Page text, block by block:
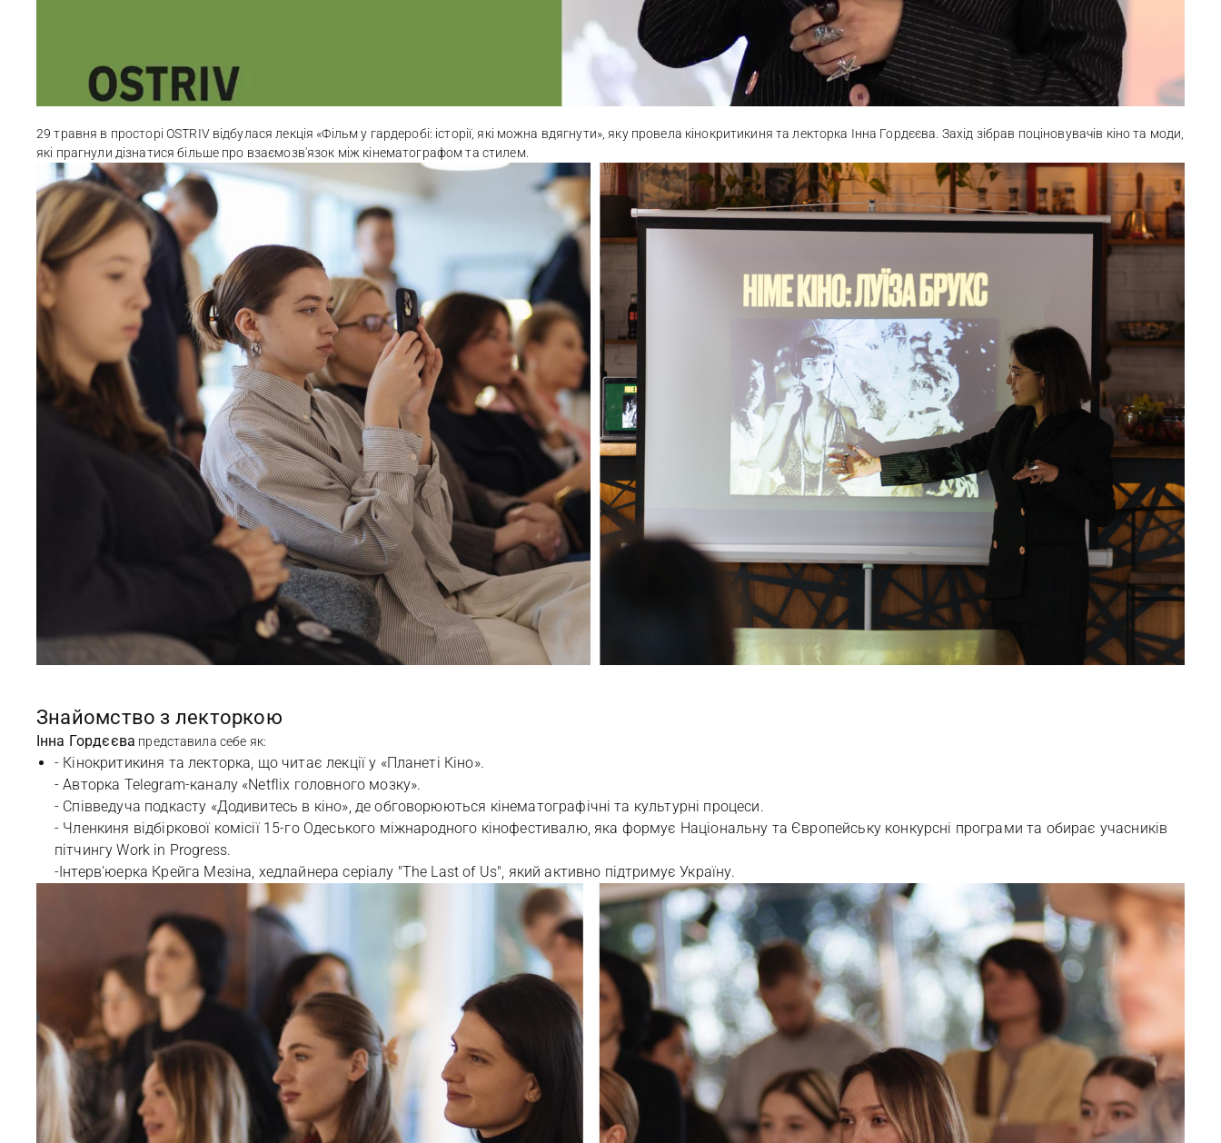
29 травня в просторі OSTRIV відбулася лекція «Фільм у гардеробі: історії, які можна вдягнути», яку провела кінокритикиня та лекторка Інна Гордєєва. Захід зібрав поціновувачів кіно та моди,
які прагнули дізнатися більше про взаємозв'язок між кінематографом та стилем.
Знайомство з лекторкою
Інна Гордєєва представила себе як:
- Кінокритикиня та лекторка, що читає лекції у «Планеті Кіно».
- Авторка Telegram-каналу «Netflix головного мозку».
- Співведуча подкасту «Додивитесь в кіно», де обговорюються кінематографічні та культурні процеси.
- Членкиня відбіркової комісії 15-го Одеського міжнародного кінофестивалю, яка формує Національну та Європейську конкурсні програми та обирає учасників
пітчингу Work in Progress.
-Інтерв'юерка Крейга Мезіна, хедлайнера серіалу "The Last of Us", який активно підтримує Україну.